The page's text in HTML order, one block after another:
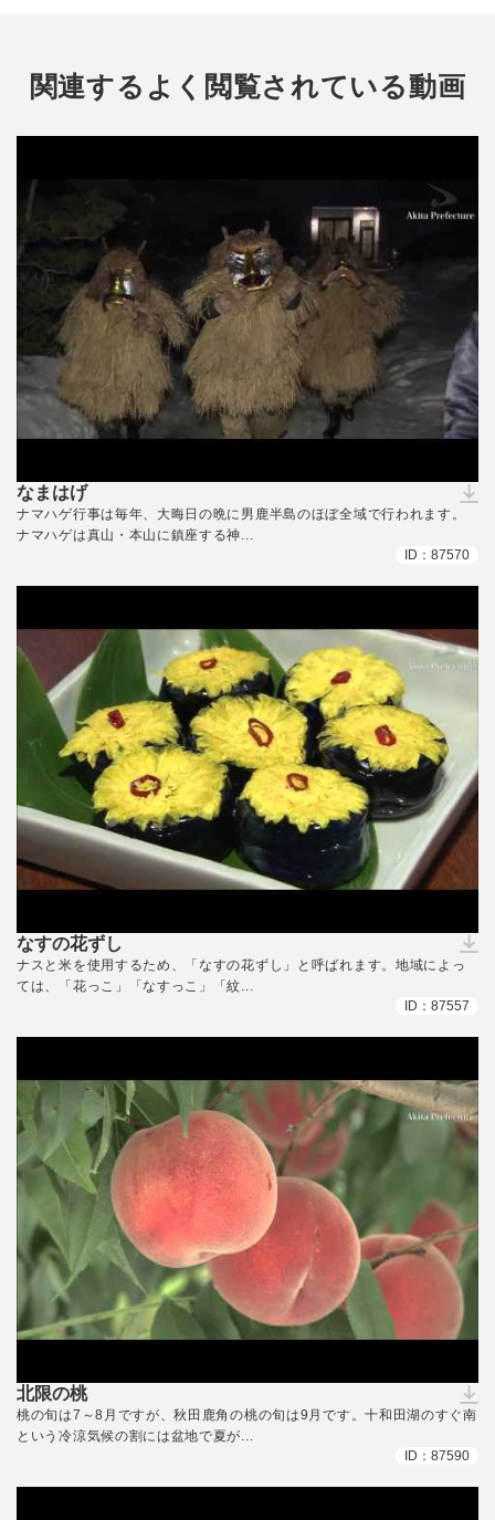
関連するよく閲覧されている動画
なまはげ
（ダウンロードできません）
ナマハゲ行事は毎年、大晦日の晩に男鹿半島のほぼ全域で行われます。
ナマハゲは真山・本山に鎮座する神...
ID：87570
なすの花ずし
（ダウンロードできません）
ナスと米を使用するため、「なすの花ずし」と呼ばれます。地域によっ
ては、「花っこ」「なすっこ」「紋...
ID：87557
北限の桃
（ダウンロードできません）
桃の旬は7～8月ですが、秋田鹿角の桃の旬は9月です。十和田湖のすぐ南
という冷涼気候の割には盆地で夏が...
ID：87590